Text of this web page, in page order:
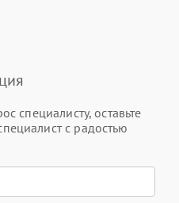
специалисту, оставьте
с радостью